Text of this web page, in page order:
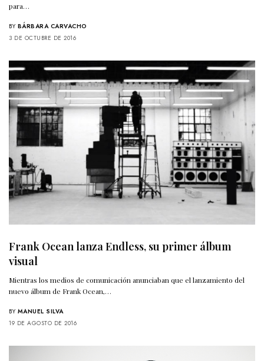
para…
BY BÁRBARA CARVACHO
3 DE OCTUBRE DE 2016
Frank Ocean lanza Endless, su primer álbum
visual
Mientras los medios de comunicación anunciaban que el lanzamiento del
nuevo álbum de Frank Ocean,…
BY MANUEL SILVA
19 DE AGOSTO DE 2016